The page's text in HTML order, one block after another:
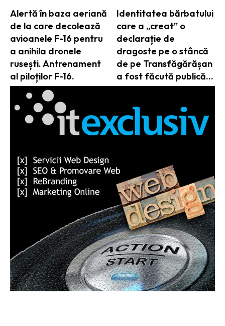
Alertă în baza aeriană
de la care decolează
avioanele F-16 pentru
a anihila dronele
rusești. Antrenament
al piloților F-16.
Identitatea bărbatului
care a „creat” o
declarație de
dragoste pe o stâncă
de pe Transfăgărășan
a fost făcută publică…